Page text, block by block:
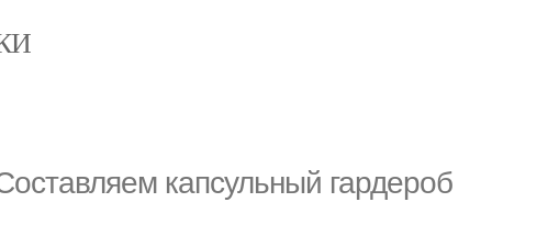
капсульный гардероб